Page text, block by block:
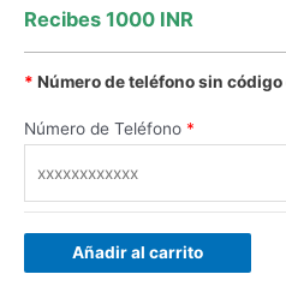
Recibes 1000 INR
* Número de teléfono sin código
Número de Teléfono *
Añadir al carrito